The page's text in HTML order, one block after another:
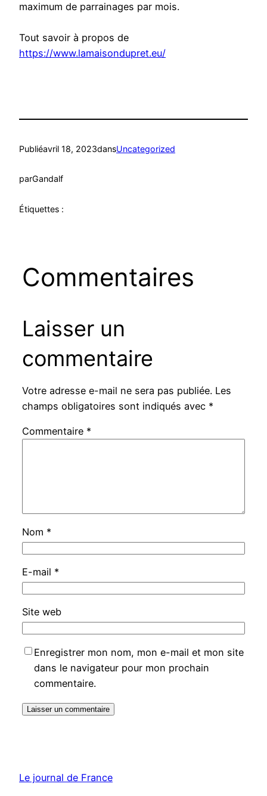
maximum de parrainages par mois.
Tout savoir à propos de
https://www.lamaisondupret.eu/
Publiéavril 18, 2023dansUncategorized
parGandalf
Étiquettes :
Commentaires
Laisser un
commentaire
Votre adresse e-mail ne sera pas publiée. Les
champs obligatoires sont indiqués avec *
Commentaire *
Nom *
E-mail *
Site web
Enregistrer mon nom, mon e-mail et mon site
dans le navigateur pour mon prochain
commentaire.
Le journal de France